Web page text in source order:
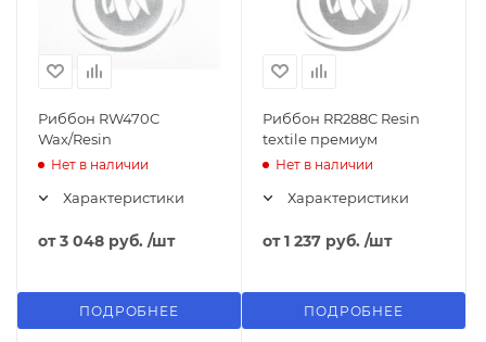
Риббон RW470C
Wax/Resin
Нет в наличии
Характеристики
от3 048 руб. /шт
ПОДРОБНЕЕ
Риббон RR288C Resin
textile премиум
Нет в наличии
Характеристики
от1 237 руб. /шт
ПОДРОБНЕЕ